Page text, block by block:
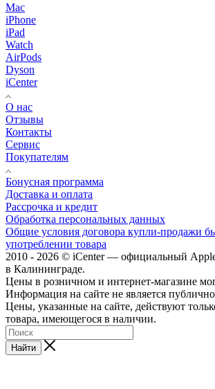
Mac
iPhone
iPad
Watch
AirPods
Dyson
iCenter
О нас
Отзывы
Контакты
Сервис
Покупателям
Бонусная программа
Доставка и оплата
Рассрочка и кредит
Обработка персональных данных
Общие условия договора купли-продажи
употреблении товара
2010 - 2026 © iCenter — официальный
в Калининграде.
Цены в розничном и интернет-магазине
Информация на сайте не является
Цены, указанные на сайте, действуют
товара, имеющегося в наличии.
Найти